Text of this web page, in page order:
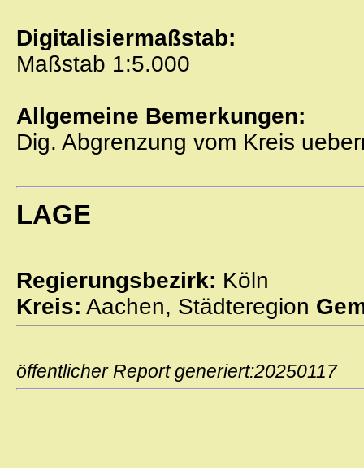
Digitalisiermaßstab:
Maßstab 1:5.000
Allgemeine Bemerkungen:
Dig. Abgrenzung vom Kreis
LAGE
Regierungsbezirk: Köln
Kreis: Aachen, Städteregion
öffentlicher Report